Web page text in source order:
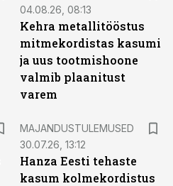
04.08.26, 08:13
Kehra metallitööstus
mitmekordistas kasumi
ja uus tootmishoone
valmib plaanitust
varem
MAJANDUSTULEMUSED
30.07.26, 13:12
Hanza Eesti tehaste
kasum kolmekordistus